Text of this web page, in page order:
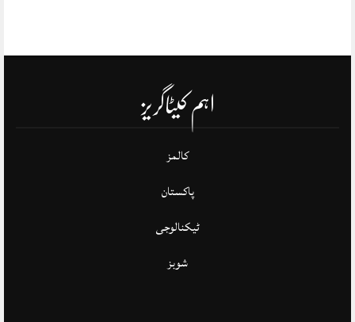
اہم کیٹاگریز
کالمز
پاکستان
ٹیکنالوجی
شوبز